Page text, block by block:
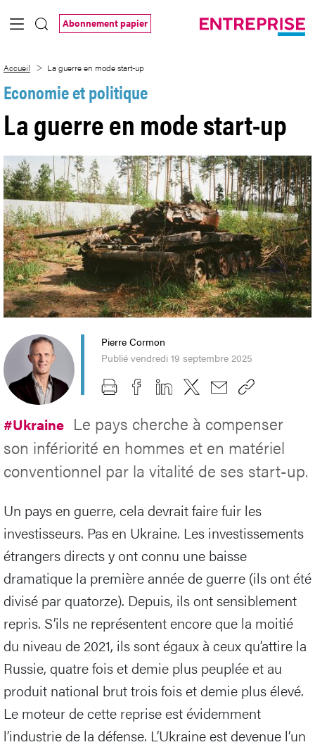
Saut au contenu principal
Abonnement papier
Accueil La guerre en mode start-up
Economie et politique
La guerre en mode start-up
Pierre Cormon
Publié vendredi 19 septembre 2025
#Ukraine Le pays cherche à compenser
son infériorité en hommes et en matériel
conventionnel par la vitalité de ses start-up.
Un pays en guerre, cela devrait faire fuir les
investisseurs. Pas en Ukraine. Les investissements
étrangers directs y ont connu une baisse
dramatique la première année de guerre (ils ont été
divisé par quatorze). Depuis, ils ont sensiblement
repris. S’ils ne représentent encore que la moitié
du niveau de 2021, ils sont égaux à ceux qu’attire la
Russie, quatre fois et demie plus peuplée et au
produit national brut trois fois et demie plus élevé.
Le moteur de cette reprise est évidemment
l’industrie de la défense. L’Ukraine est devenue l’un